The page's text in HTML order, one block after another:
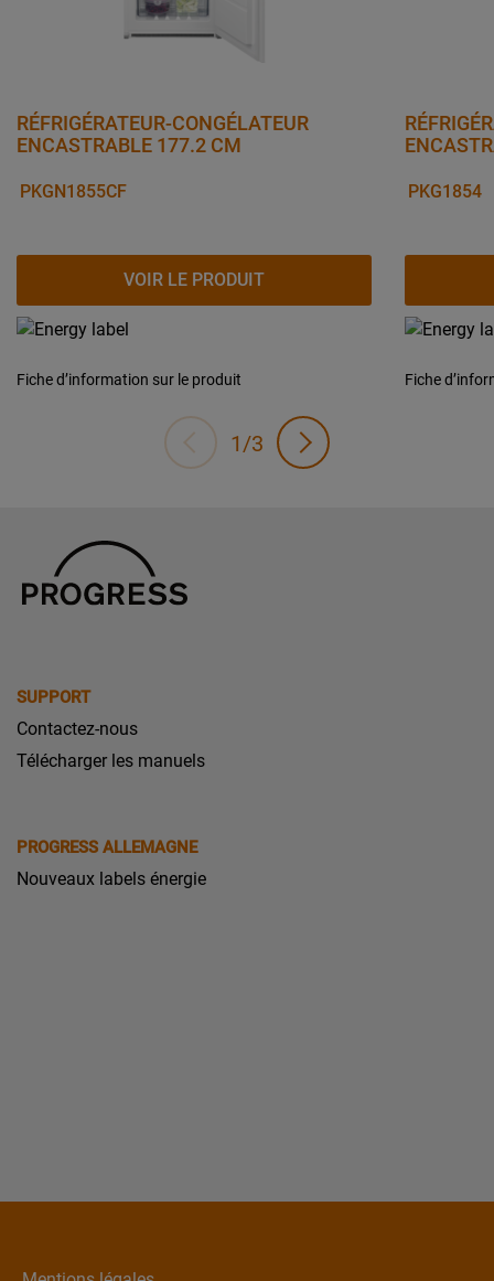
RÉFRIGÉRATEUR-CONGÉLATEUR
ENCASTRABLE 177.2 CM
PKGN1855CF
VOIR LE PRODUIT
Fiche d’information sur le produit
PKG1854
Fiche
1/3
SUPPORT
Contactez-nous
Télécharger les manuels
PROGRESS ALLEMAGNE
Nouveaux labels énergie